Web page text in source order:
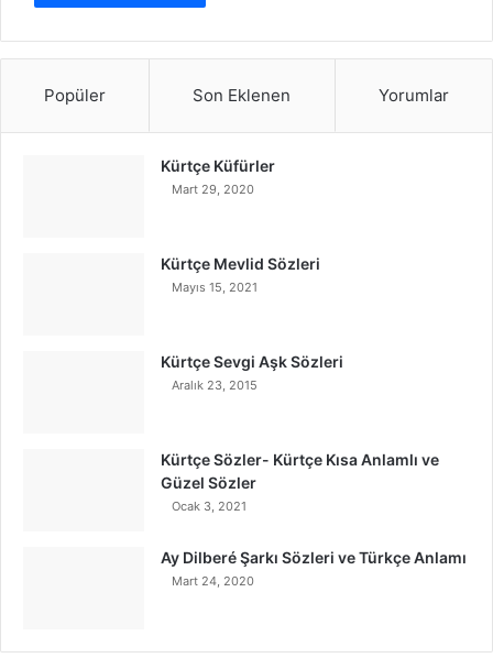
Popüler Son Eklenen Yorumlar
Kürtçe Küfürler
Mart 29, 2020
Kürtçe Mevlid Sözleri
Mayıs 15, 2021
Kürtçe Sevgi Aşk Sözleri
Aralık 23, 2015
Kürtçe Sözler- Kürtçe Kısa Anlamlı ve
Güzel Sözler
Ocak 3, 2021
Ay Dilberé Şarkı Sözleri ve Türkçe Anlamı
Mart 24, 2020